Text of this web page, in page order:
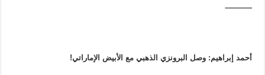
———–
أحمد إبراهيم: وصل البرونزي الذهبي مع الأبيض الإماراتي!